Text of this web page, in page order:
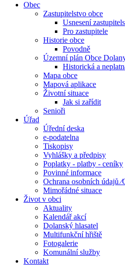
Obec
Zastupitelstvo obce
Usnesení
Pro zastupitele
Historie obce
Povodně
Územní plán Obce
Historická a
Mapa obce
Mapová aplikace
Životní situace
Jak si zařídit
Senioři
Úřad
Úřední deska
e-podatelna
Tiskopisy
Vyhlášky a předpisy
Poplatky - platby - ceníky
Povinné informace
Ochrana osobních údajů
Mimořádné situace
Život v obci
Aktuality
Kalendář akcí
Dolanský hlasatel
Multifunkční hřiště
Fotogalerie
Komunální služby
Kontakt